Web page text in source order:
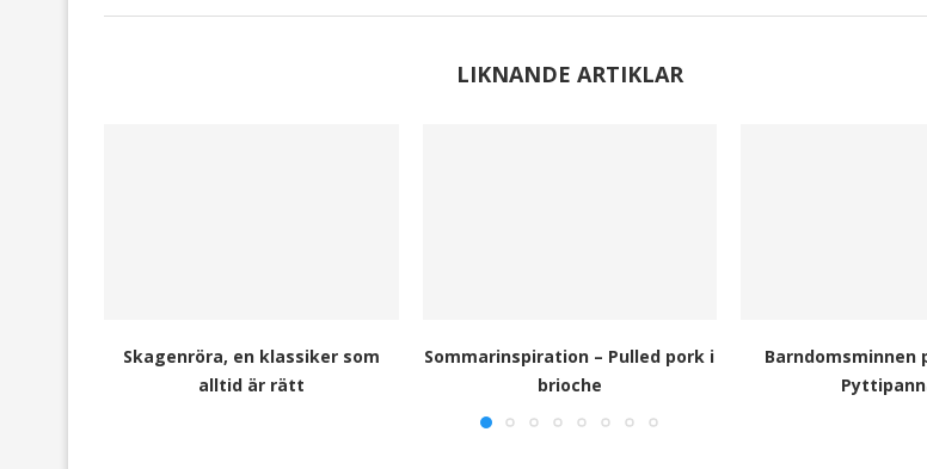
LIKNANDE ARTIKLAR
Skagenröra, en klassiker som
alltid är rätt
Sommarinspiration – Pulled pork i
brioche
Barndomsminnen